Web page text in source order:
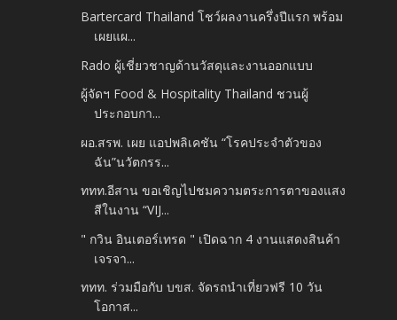
Bartercard Thailand โชว์ผลงานครึ่งปีแรก พร้อม
เผยแผ...
Rado ผู้เชี่ยวชาญด้านวัสดุและงานออกแบบ
ผู้จัดฯ Food & Hospitality Thailand ชวนผู้
ประกอบกา...
ผอ.สรพ. เผย แอปพลิเคชัน “โรคประจำตัวของ
ฉัน”นวัตกรร...
ททท.อีสาน ขอเชิญไปชมความตระการตาของแสง
สีในงาน “VIJ...
" กวิน อินเตอร์เทรด " เปิดฉาก 4 งานแสดงสินค้า
เจรจา...
ททท. ร่วมมือกับ บขส. จัดรถนำเที่ยวฟรี 10 วัน
โอกาส...